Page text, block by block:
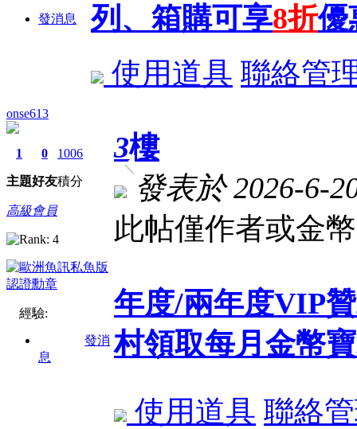
發消息
列、箱購可享8折優
使用道具 聯絡管
onse613
1
主題
0
好友
1006
積分
高級會員
經驗:
發消
息
3樓
發表於 2026-6-
此帖僅作者或金
年度/兩年度VIP
村領取每月金幣
使用道具 聯絡